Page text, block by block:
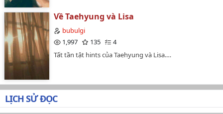
Về Taehyung và Lisa
bubulgi
1,997
135
4
Tất tần tật hints của Taehyung và Lisa.…
LỊCH SỬ ĐỌC